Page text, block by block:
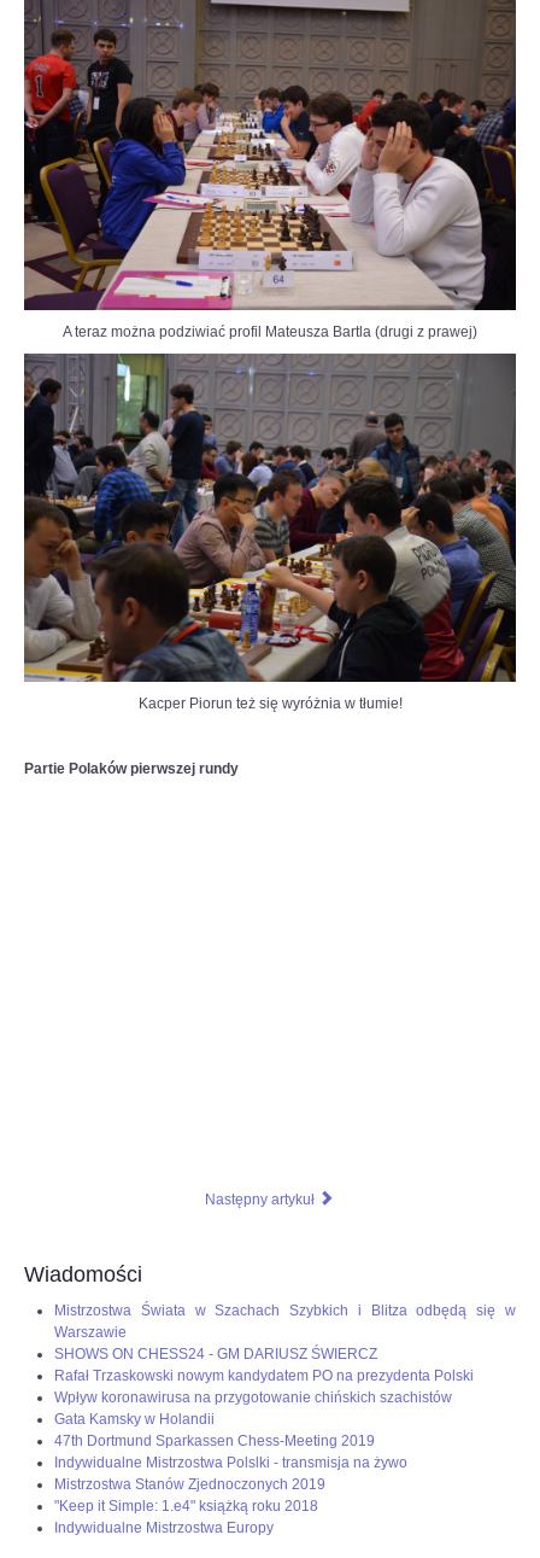
A teraz można podziwiać profil Mateusza Bartla (drugi z prawej)
Kacper Piorun też się wyróżnia w tłumie!
Partie Polaków pierwszej rundy
Następny artykuł
Wiadomości
Mistrzostwa Świata w Szachach Szybkich i Blitza odbędą się w
Warszawie
SHOWS ON CHESS24 - GM DARIUSZ ŚWIERCZ
Rafał Trzaskowski nowym kandydatem PO na prezydenta Polski
Wpływ koronawirusa na przygotowanie chińskich szachistów
Gata Kamsky w Holandii
47th Dortmund Sparkassen Chess-Meeting 2019
Indywidualne Mistrzostwa Polslki - transmisja na żywo
Mistrzostwa Stanów Zjednoczonych 2019
"Keep it Simple: 1.e4" książką roku 2018
Indywidualne Mistrzostwa Europy